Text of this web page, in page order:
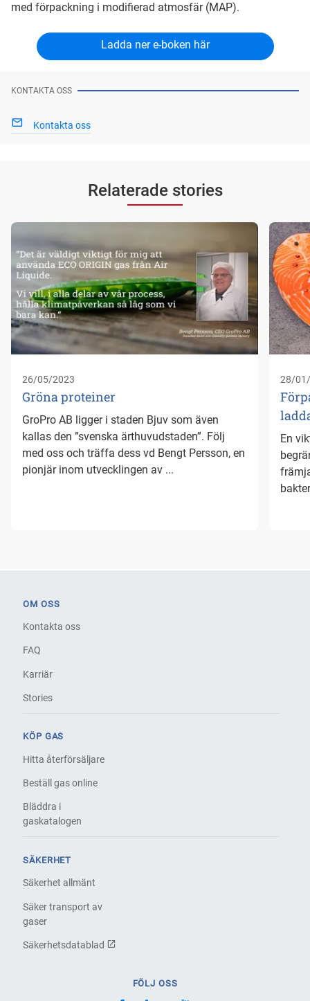
med förpackning i modifierad atmosfär (MAP).
Ladda ner e-boken här
KONTAKTA OSS
Kontakta oss
Relaterade stories
26/05/2023
Gröna proteiner
GroPro AB ligger i staden Bjuv som även
kallas den ”svenska ärthuvudstaden”. Följ
med oss och träffa dess vd Bengt Persson, en
pionjär inom utvecklingen av ...
28/
En
OM OSS
Kontakta oss
FAQ
Karriär
Stories
KÖP GAS
Hitta återförsäljare
Beställ gas online
Bläddra i
gaskatalogen
SÄKERHET
Säkerhet allmänt
Säker transport av
gaser
Säkerhetsdatablad
FÖLJ OSS